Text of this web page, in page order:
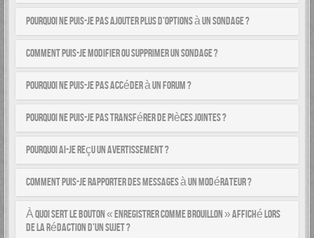
Pourquoi ne puis-je pas ajouter plus d’options à un sondage ?
Comment puis-je modifier ou supprimer un sondage ?
Pourquoi ne puis-je pas accéder à un forum ?
Pourquoi ne puis-je pas transférer de pièces jointes ?
Pourquoi ai-je reçu un avertissement ?
Comment puis-je rapporter des messages à un modérateur ?
À quoi sert le bouton « Enregistrer comme brouillon » affiché lors
de la rédaction d’un sujet ?